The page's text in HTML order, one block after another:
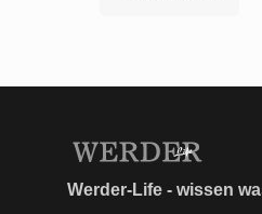
Werder-Life - wissen